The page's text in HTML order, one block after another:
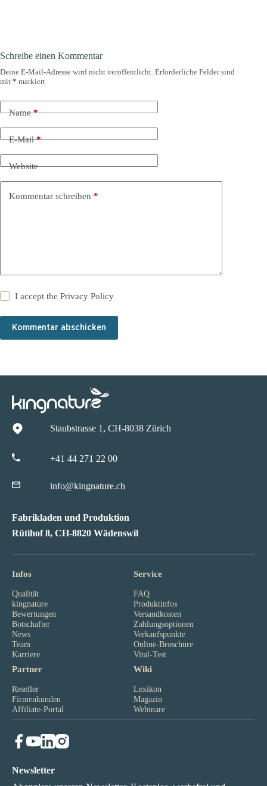
Schreibe einen Kommentar
Deine E-Mail-Adresse wird nicht veröffentlicht. Erforderliche Felder sind
mit * markiert
Name*
E-Mail*
Website
Kommentar schreiben *
I accept thePrivacy Policy
Kommentar abschicken
Staubstrasse 1, CH-8038 Zürich
+41 44 271 22 00
info@kingnature.ch
Fabrikladen und Produktion
Rütihof 8, CH-8820 Wädenswil
Infos
Qualität
kingnature
Bewertungen
Botschafter
News
Team
Karriere
Service
FAQ
Produktinfos
Versandkosten
Zahlungsoptionen
Verkaufspunkte
Online-Broschüre
Vital-Test
Partner
Reseller
Firmenkunden
Affiliate-Portal
Wiki
Lexikon
Magazin
Webinare
Newsletter